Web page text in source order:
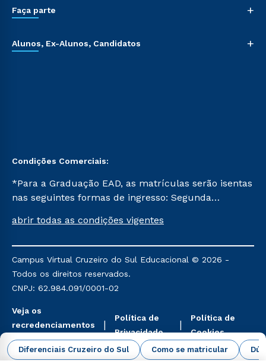
Diferenciais Cruzeiro do Sul Como se matricular
Faça parte +
Alunos, Ex-Alunos, Candidatos +
Condições Comerciais:
*Para a Graduação EAD, as matrículas serão isentas
nas seguintes formas de ingresso: Segunda
Já para as demais, a taxa de matrícula será de R$
mencionadas são referentes aos cursos: Ensino
Religioso, Geografia para a Docência e Metodologia
do Ensino de História: Questões Atuais.
abrir todas as condições vigentes
Campus Virtual Cruzeiro do Sul Educacional © 2026 -
Todos os direitos reservados.
CNPJ: 62.984.091/0001-02
Veja os
recredenciamentos
aqui
Política de
Privacidade
Política de
Cookies